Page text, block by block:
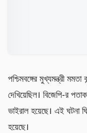
পশ্চিমবঙ্গের মুখ্যমন্ত্রী
দেখিয়েছিল। বিজেপি-র
ভাইরাল হয়েছে। এই ঘটনা
হয়েছে।